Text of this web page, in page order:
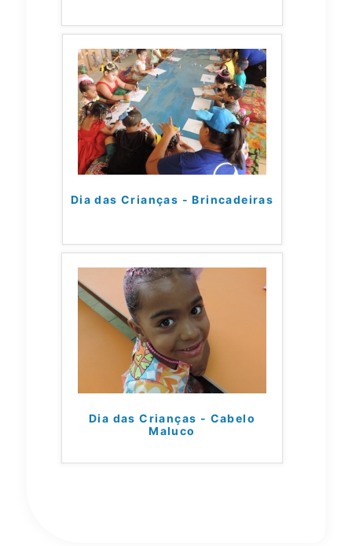
Dia das Crianças - Brincadeiras
Dia das Crianças - Cabelo
Maluco